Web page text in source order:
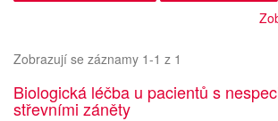
Zobrazují se záznamy 1-1 z 1
Biologická léčba u pacientů s
střevními záněty